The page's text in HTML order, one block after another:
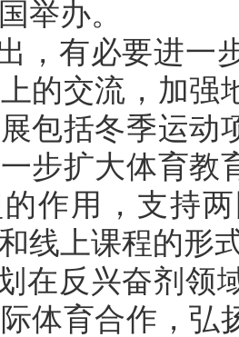
举办。
，有必要进一
的交流，加强
包括冬季运动
步扩大体育教
作用，支持
线上课程的形
在反兴奋剂领
体育合作，弘